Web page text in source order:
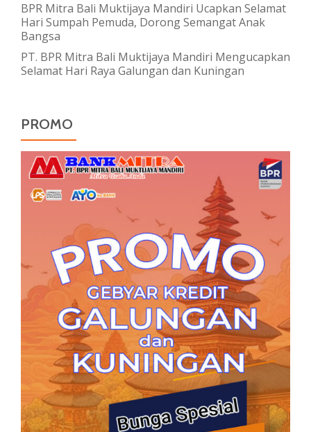
BPR Mitra Bali Muktijaya Mandiri Ucapkan Selamat
Hari Sumpah Pemuda, Dorong Semangat Anak
Bangsa
PT. BPR Mitra Bali Muktijaya Mandiri Mengucapkan
Selamat Hari Raya Galungan dan Kuningan
PROMO